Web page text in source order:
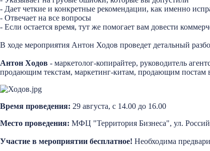
- Дает четкие и конкретные рекомендации, как именно
- Отвечает на все вопросы
- Если остается время, тут же помогает вам довести
В ходе мероприятия Антон Ходов проведет детальный
Антон Ходов - маркетолог-копирайтер, руководитель
продающим текстам, маркетинг-китам, продающим постам
Время проведения: 29 августа, с 14.00 до 16.00
Место проведения: МФЦ "Территория Бизнеса", ул.
Участие в мероприятии бесплатное! Необходима